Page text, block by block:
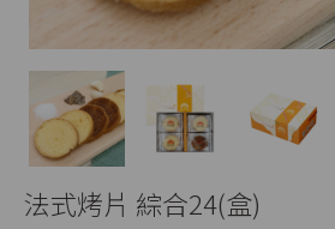
法式烤片 綜合24(盒)